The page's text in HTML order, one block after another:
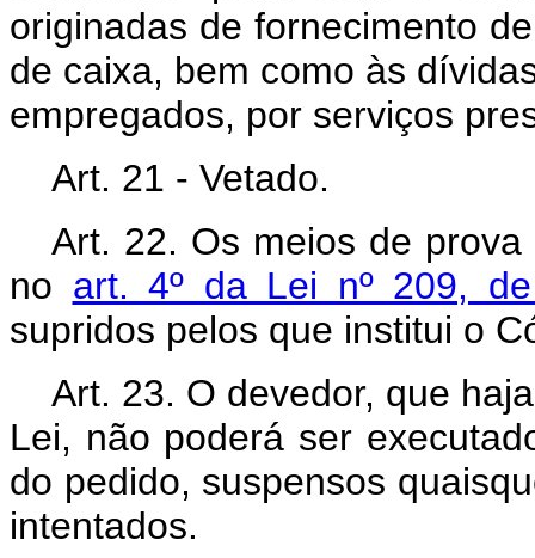
originadas de fornecimento
de caixa, bem como às
empregados, por serviços
Art. 21 - Vetado.
Art. 22. Os meios de
no art. 4º da Lei nº 209,
supridos pelos que institui o
Art. 23. O devedor, que
Lei, não poderá ser
do pedido, suspensos
intentados.